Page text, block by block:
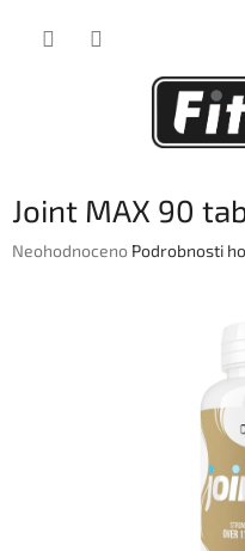
Joint MAX 90
Průměrné
Neohodnoceno Podrobnosti